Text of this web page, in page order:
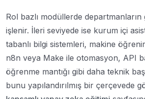
Rol bazlı modüllerde
işlenir. İleri seviyede ise kurum içi
tabanlı bilgi sistemleri, makine
n8n veya Make ile otomasyon, API
öğrenme mantığı gibi daha teknik
bunu yapılandırılmış bir çerçevede